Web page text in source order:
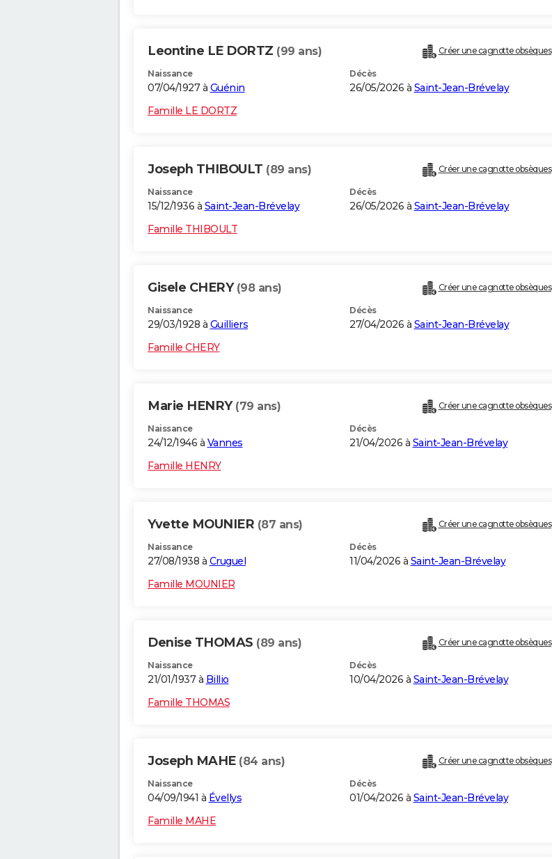
Leontine LE DORTZ (99 ans) Créer une cagnotte obsèques
Naissance
07/04/1927 à Guénin
Décès
26/05/2026 à Saint-Jean-Brévelay
Famille LE DORTZ
Joseph THIBOULT (89 ans) Créer une cagnotte obsèques
Naissance
15/12/1936 à Saint-Jean-Brévelay
Décès
26/05/2026 à Saint-Jean-Brévelay
Famille THIBOULT
Gisele CHERY (98 ans) Créer une cagnotte obsèques
Naissance
29/03/1928 à Guilliers
Décès
27/04/2026 à Saint-Jean-Brévelay
Famille CHERY
Marie HENRY (79 ans) Créer une cagnotte obsèques
Naissance
24/12/1946 à Vannes
Décès
21/04/2026 à Saint-Jean-Brévelay
Famille HENRY
Yvette MOUNIER (87 ans) Créer une cagnotte obsèques
Naissance
27/08/1938 à Cruguel
Décès
11/04/2026 à Saint-Jean-Brévelay
Famille MOUNIER
Denise THOMAS (89 ans) Créer une cagnotte obsèques
Naissance
21/01/1937 à Billio
Décès
10/04/2026 à Saint-Jean-Brévelay
Famille THOMAS
Joseph MAHE (84 ans) Créer une cagnotte obsèques
Naissance
04/09/1941 à Évellys
Décès
01/04/2026 à Saint-Jean-Brévelay
Famille MAHE